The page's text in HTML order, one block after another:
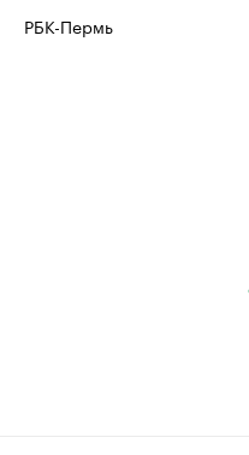
РБК-Пермь